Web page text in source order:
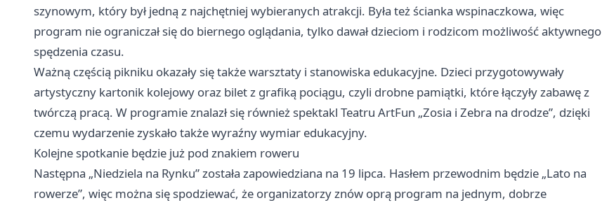
szynowym, który był jedną z najchętniej wybieranych atrakcji. Była też ścianka wspinaczkowa, więc
program nie ograniczał się do biernego oglądania, tylko dawał dzieciom i rodzicom możliwość aktywnego
spędzenia czasu.
Ważną częścią pikniku okazały się także warsztaty i stanowiska edukacyjne. Dzieci przygotowywały
artystyczny kartonik kolejowy oraz bilet z grafiką pociągu, czyli drobne pamiątki, które łączyły zabawę z
twórczą pracą. W programie znalazł się również spektakl Teatru ArtFun „Zosia i Zebra na drodze”, dzięki
czemu wydarzenie zyskało także wyraźny wymiar edukacyjny.
Kolejne spotkanie będzie już pod znakiem roweru
Następna „Niedziela na Rynku” została zapowiedziana na 19 lipca. Hasłem przewodnim będzie „Lato na
rowerze”, więc można się spodziewać, że organizatorzy znów oprą program na jednym, dobrze